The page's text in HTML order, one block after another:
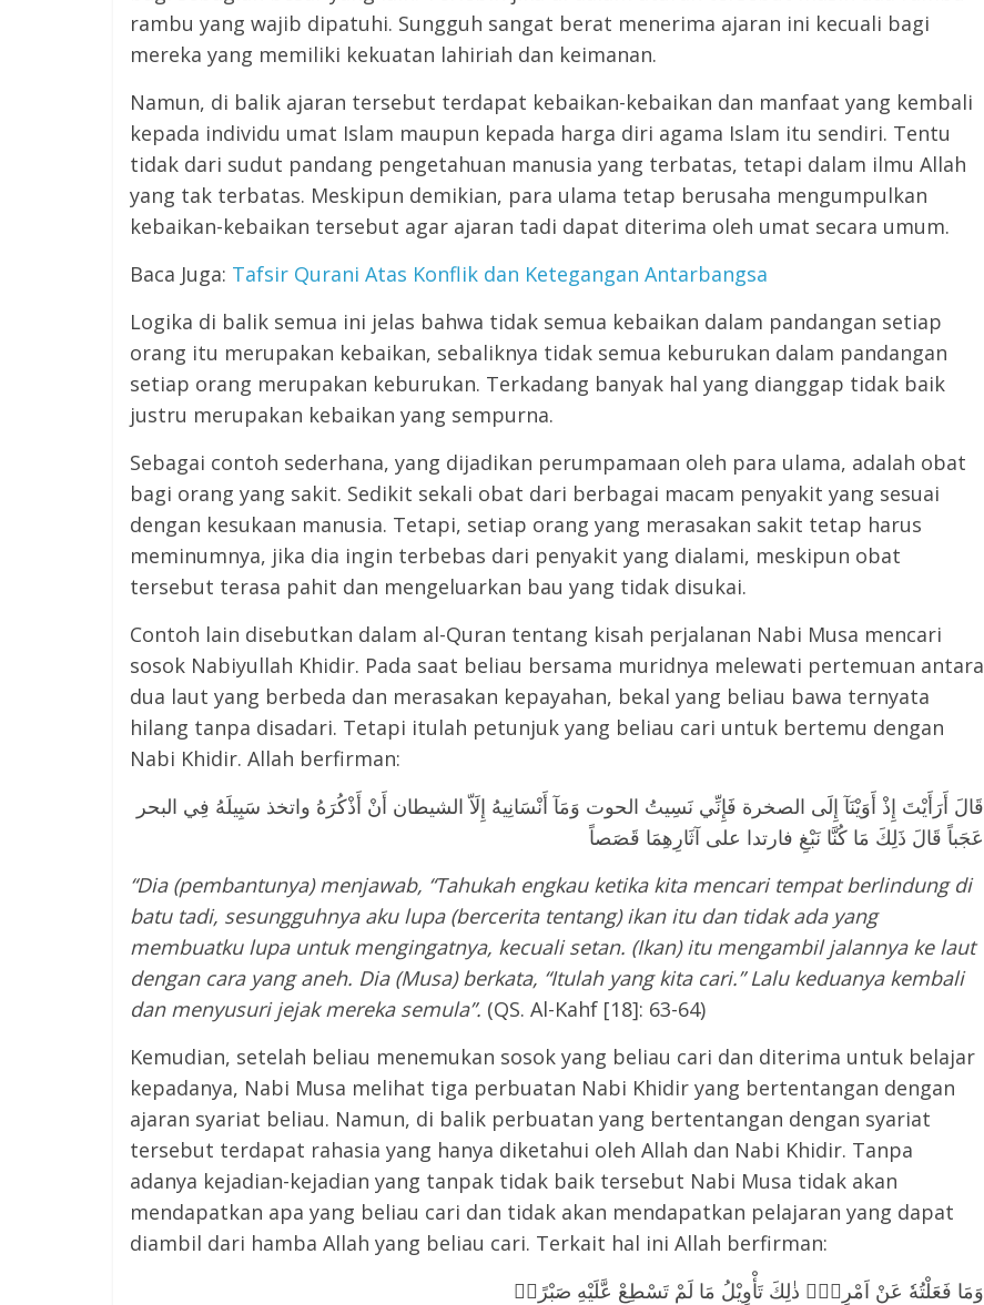
rambu yang wajib dipatuhi. Sungguh sangat berat menerima ajaran ini kecuali bagi
mereka yang memiliki kekuatan lahiriah dan keimanan.
Namun, di balik ajaran tersebut terdapat kebaikan-kebaikan dan manfaat yang kembali
kepada individu umat Islam maupun kepada harga diri agama Islam itu sendiri. Tentu
tidak dari sudut pandang pengetahuan manusia yang terbatas, tetapi dalam ilmu Allah
yang tak terbatas. Meskipun demikian, para ulama tetap berusaha mengumpulkan
kebaikan-kebaikan tersebut agar ajaran tadi dapat diterima oleh umat secara umum.
Baca Juga: Tafsir Qurani Atas Konflik dan Ketegangan Antarbangsa
Logika di balik semua ini jelas bahwa tidak semua kebaikan dalam pandangan setiap
orang itu merupakan kebaikan, sebaliknya tidak semua keburukan dalam pandangan
setiap orang merupakan keburukan. Terkadang banyak hal yang dianggap tidak baik
justru merupakan kebaikan yang sempurna.
Sebagai contoh sederhana, yang dijadikan perumpamaan oleh para ulama, adalah obat
bagi orang yang sakit. Sedikit sekali obat dari berbagai macam penyakit yang sesuai
dengan kesukaan manusia. Tetapi, setiap orang yang merasakan sakit tetap harus
meminumnya, jika dia ingin terbebas dari penyakit yang dialami, meskipun obat
tersebut terasa pahit dan mengeluarkan bau yang tidak disukai.
Contoh lain disebutkan dalam al-Quran tentang kisah perjalanan Nabi Musa mencari
sosok Nabiyullah Khidir. Pada saat beliau bersama muridnya melewati pertemuan antara
dua laut yang berbeda dan merasakan kepayahan, bekal yang beliau bawa ternyata
hilang tanpa disadari. Tetapi itulah petunjuk yang beliau cari untuk bertemu dengan
Nabi Khidir. Allah berfirman:
قَالَ أَرَأَيْتَ إِذْ أَوَيْنَآ إِلَى الصخرة فَإِنِّي نَسِيتُ الحوت وَمَآ أَنْسَانِيهُ إِلَاّ الشيطان أَنْ أَذْكُرَهُ واتخذ سَبِيلَهُ فِي البحر
عَجَباً قَالَ ذَلِكَ مَا كُنَّا نَبْغِ فارتدا على آثَارِهِمَا قَصَصاً
“Dia (pembantunya) menjawab, “Tahukah engkau ketika kita mencari tempat berlindung di
batu tadi, sesungguhnya aku lupa (bercerita tentang) ikan itu dan tidak ada yang
membuatku lupa untuk mengingatnya, kecuali setan. (Ikan) itu mengambil jalannya ke laut
dengan cara yang aneh. Dia (Musa) berkata, “Itulah yang kita cari.” Lalu keduanya kembali
dan menyusuri jejak mereka semula”. (QS. Al-Kahf [18]: 63-64)
Kemudian, setelah beliau menemukan sosok yang beliau cari dan diterima untuk belajar
kepadanya, Nabi Musa melihat tiga perbuatan Nabi Khidir yang bertentangan dengan
ajaran syariat beliau. Namun, di balik perbuatan yang bertentangan dengan syariat
tersebut terdapat rahasia yang hanya diketahui oleh Allah dan Nabi Khidir. Tanpa
adanya kejadian-kejadian yang tanpak tidak baik tersebut Nabi Musa tidak akan
mendapatkan apa yang beliau cari dan tidak akan mendapatkan pelajaran yang dapat
diambil dari hamba Allah yang beliau cari. Terkait hal ini Allah berfirman:
وَمَا فَعَلْتُهٗ عَنْ اَمْرِيْۗ ذٰلِكَ تَأْوِيْلُ مَا لَمْ تَسْطِعْ عَّلَيْهِ صَبْرًاۗ